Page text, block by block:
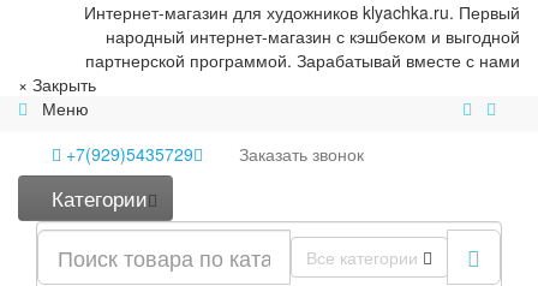
Интернет-магазин для художников klyachka.ru. Первый
народный интернет-магазин с кэшбеком и выгодной
партнерской программой. Зарабатывай вместе с нами
× Закрыть
Меню
+7(929)5435729
Заказать звонок
Категории
Все категории